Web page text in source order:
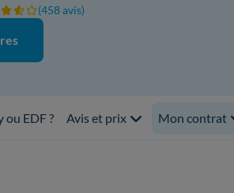
(458 avis)
ou EDF ? Avis et prix Mon contrat